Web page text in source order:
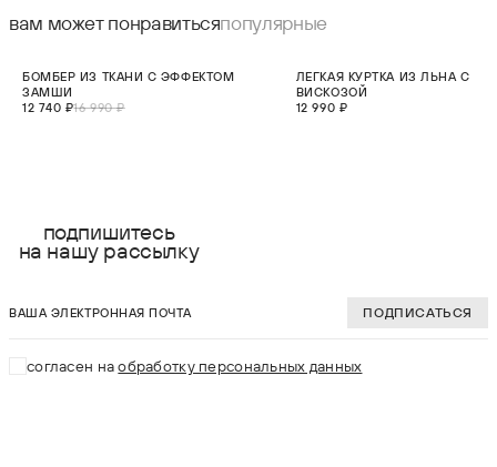
вам может понравитьсяпопулярные
НОВИНКА
S
БОМБЕР ИЗ ТКАНИ С ЭФФЕКТОМ
ЗАМШИ
12 740 ₽16 990 ₽
ЛЕГКАЯ КУРТКА ИЗ ЛЬНА C
ВИСКОЗОЙ
12 990 ₽
подпишитесь
на нашу рассылку
ПОДПИСАТЬСЯ
согласен наобработку персональных данных